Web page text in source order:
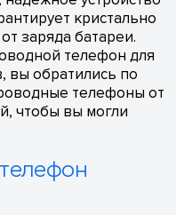
кристально
заряда батареи.
телефон для
вы обратились по
телефоны от
чтобы вы могли